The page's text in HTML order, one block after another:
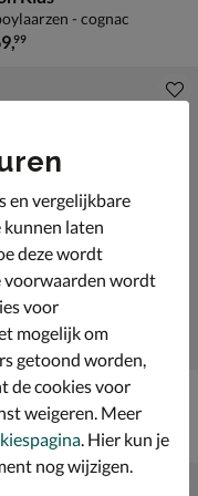
- cognac
69,99
,99
Ashley Low
boots - cognac
69,99 voor € 48,99
,99
en vergelijkbare
kunnen laten
deze wordt
voorwaarden wordt
voor
mogelijk om
getoond worden,
de cookies voor
weigeren. Meer
. Hier kun je
nog wijzigen.